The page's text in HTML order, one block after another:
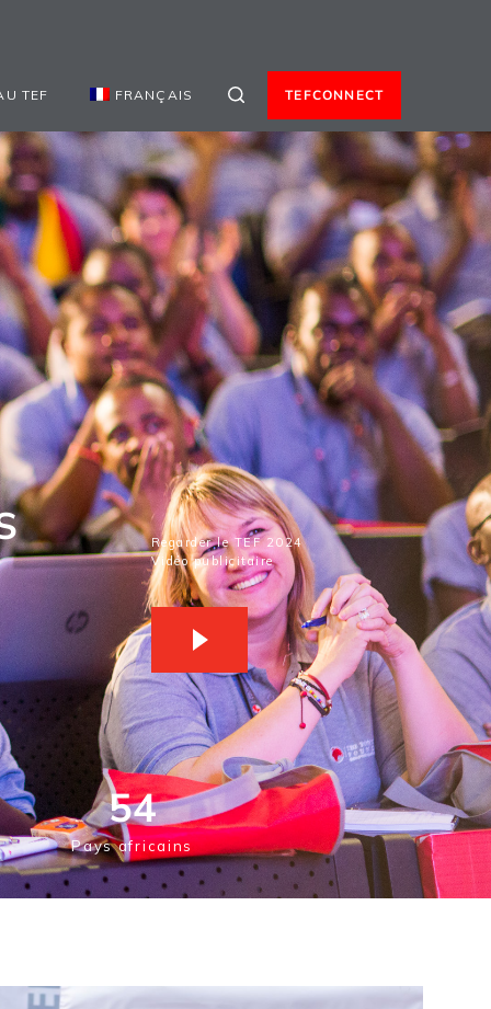
TEF FRANÇAIS TEFCONNECT
Regarder le TEF 2024
Vidéo publicitaire
Pays africains
54